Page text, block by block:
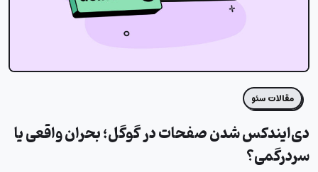
مقالات سئو
دی‌ایندکس شدن صفحات در گوگل؛ بحران واقعی یا
سردرگمی؟